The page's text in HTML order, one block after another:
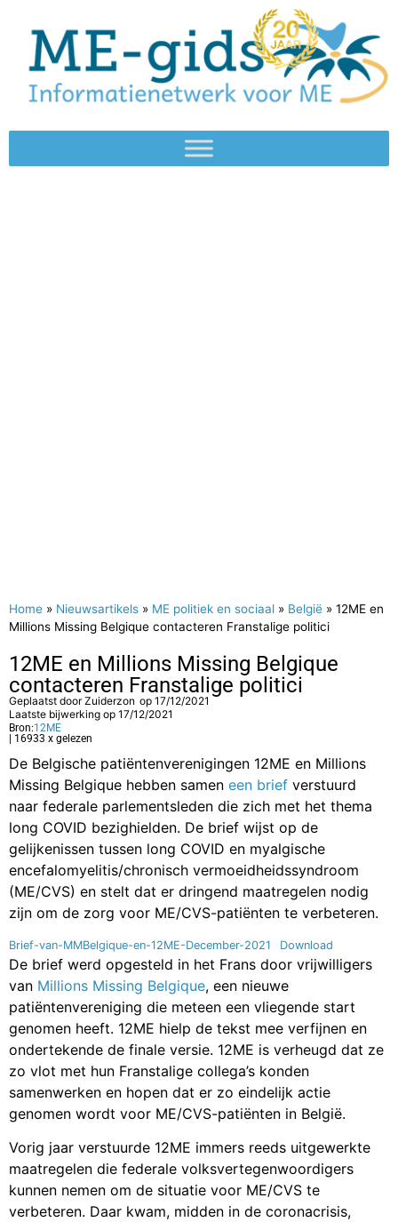
Home » Nieuwsartikels » ME politiek en sociaal » België » 12ME en
Millions Missing Belgique contacteren Franstalige politici
12ME en Millions Missing Belgique
contacteren Franstalige politici
Geplaatst doorZuiderzon op 17/12/2021
Laatste bijwerking op 17/12/2021
Bron:12ME
| 16933 x gelezen
De Belgische patiëntenverenigingen 12ME en Millions
Missing Belgique hebben samen een brief verstuurd
naar federale parlementsleden die zich met het thema
long COVID bezighielden. De brief wijst op de
gelijkenissen tussen long COVID en myalgische
encefalomyelitis/chronisch vermoeidheidssyndroom
(ME/CVS) en stelt dat er dringend maatregelen nodig
zijn om de zorg voor ME/CVS-patiënten te verbeteren.
Brief-van-MMBelgique-en-12ME-December-2021 Download
De brief werd opgesteld in het Frans door vrijwilligers
van Millions Missing Belgique, een nieuwe
patiëntenvereniging die meteen een vliegende start
genomen heeft. 12ME hielp de tekst mee verfijnen en
ondertekende de finale versie. 12ME is verheugd dat ze
zo vlot met hun Franstalige collega’s konden
samenwerken en hopen dat er zo eindelijk actie
genomen wordt voor ME/CVS-patiënten in België.
Vorig jaar verstuurde 12ME immers reeds uitgewerkte
maatregelen die federale volksvertegenwoordigers
kunnen nemen om de situatie voor ME/CVS te
verbeteren. Daar kwam, midden in de coronacrisis,